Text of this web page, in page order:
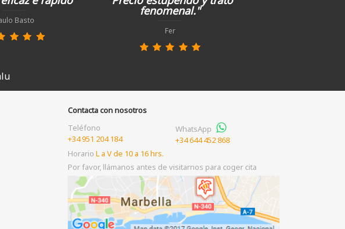
Basto
fenomenal."
Fer
Contacta con nosotros
Teléfono
+34 951 204 184
WhatsApp
+34 644 452 868
HorarioL a V de 10 a 16 hrs.
Por favor, llámanos antes de visitarnos para coger cita